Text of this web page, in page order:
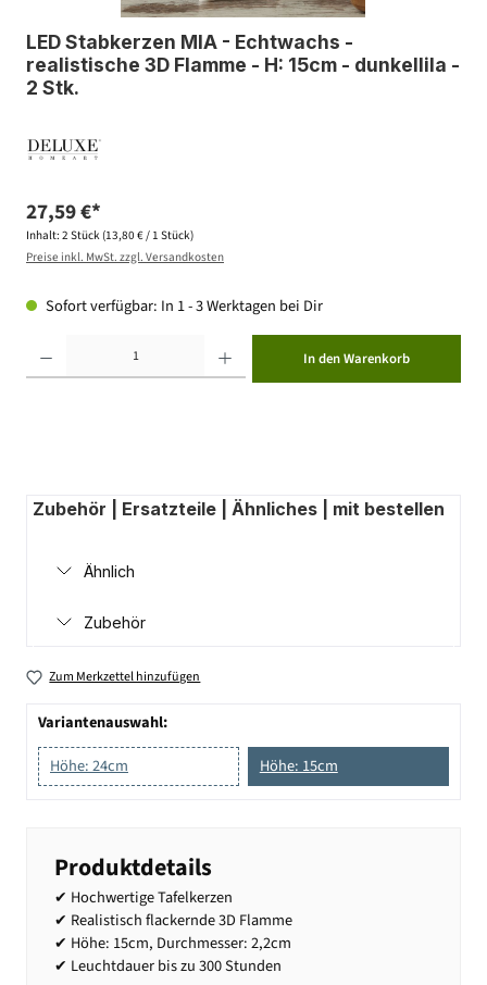
LED Stabkerzen MIA - Echtwachs -
realistische 3D Flamme - H: 15cm - dunkellila -
2 Stk.
27,59 €*
Inhalt: 2 Stück (13,80 € / 1 Stück)
Preise inkl. MwSt. zzgl. Versandkosten
Sofort verfügbar: In 1 - 3 Werktagen bei Dir
In den Warenkorb
Zubehör | Ersatzteile | Ähnliches | mit bestellen
Ähnlich
Zubehör
Zum Merkzettel hinzufügen
Variantenauswahl:
Höhe: 24cm
Höhe: 15cm
Produktdetails
✔ Hochwertige Tafelkerzen
✔ Realistisch flackernde 3D Flamme
✔ Höhe: 15cm, Durchmesser: 2,2cm
✔ Leuchtdauer bis zu 300 Stunden